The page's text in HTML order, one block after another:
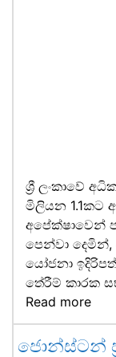
ශ්‍රී ලංකාවේ
මිලියන 1.1කට
අපේක්ෂාවෙන්
පෙන්වා
යෝජනා
තේරීම් කාරක
Read more
ජොන්ස්ටන්